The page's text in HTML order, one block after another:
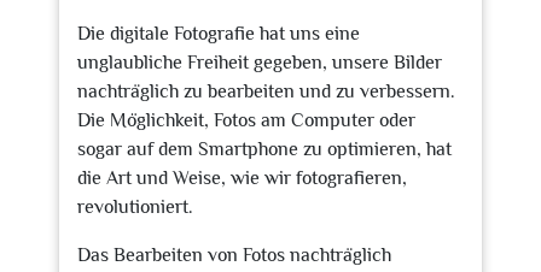
Die digitale Fotografie hat uns eine
unglaubliche Freiheit gegeben, unsere Bilder
nachträglich zu bearbeiten und zu verbessern.
Die Möglichkeit, Fotos am Computer oder
sogar auf dem Smartphone zu optimieren, hat
die Art und Weise, wie wir fotografieren,
revolutioniert.
Das Bearbeiten von Fotos nachträglich